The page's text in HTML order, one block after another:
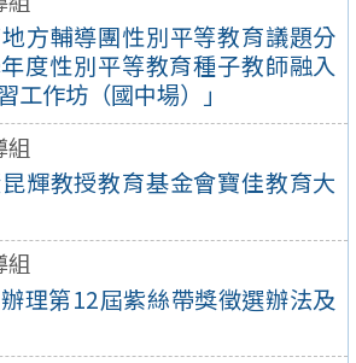
方輔導團性別平等教育議題分
度性別平等教育種子教師融入
工作坊（國中場）」
組
輝教授教育基金會寶佳教育大
組
理第12屆紫絲帶獎徵選辦法及